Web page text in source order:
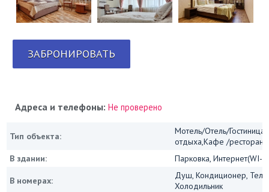
ЗАБРОНИРОВАТЬ
Адреса и телефоны:Не проверено
Тип объекта:
Мотель/Отель/
отдыха,Кафе /рестораны
В здании:
Парковка, Интернет(WI-
В номерах:
Душ, Кондиционер,
Холодильник